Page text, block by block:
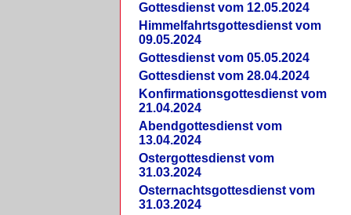
Gottesdienst vom 12.05.2024
Himmelfahrtsgottesdienst vom
09.05.2024
Gottesdienst vom 05.05.2024
Gottesdienst vom 28.04.2024
Konfirmationsgottesdienst vom
21.04.2024
Abendgottesdienst vom
13.04.2024
Ostergottesdienst vom
31.03.2024
Osternachtsgottesdienst vom
31.03.2024